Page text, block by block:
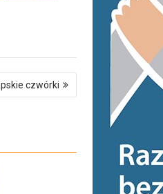
czwórki